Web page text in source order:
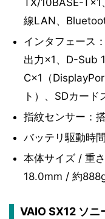
TX/10BASE-
線LAN、
インタフェース
出力×1、D-Sub
C×1（
ト）、SDカード
指紋センサー：
バッテリ駆動時
本体サイズ / 重
18.0mm / 約
VAIO SX12 ソニ